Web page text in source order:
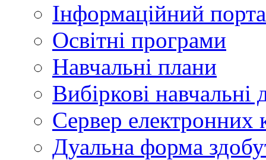
Інформаційний
Освітні програми
Навчальні плани
Вибіркові навчальні
Сервер
Дуальна форма